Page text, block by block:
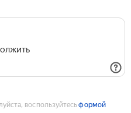
воспользуйтесьформой